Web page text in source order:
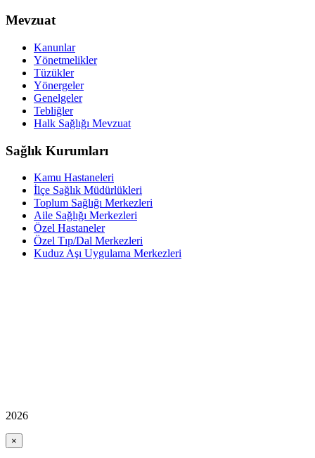
Mevzuat
Kanunlar
Yönetmelikler
Tüzükler
Yönergeler
Genelgeler
Tebliğler
Halk Sağlığı Mevzuat
Sağlık Kurumları
Kamu Hastaneleri
İlçe Sağlık Müdürlükleri
Toplum Sağlığı Merkezleri
Aile Sağlığı Merkezleri
Özel Hastaneler
Özel Tıp/Dal Merkezleri
Kuduz Aşı Uygulama Merkezleri
2026
×